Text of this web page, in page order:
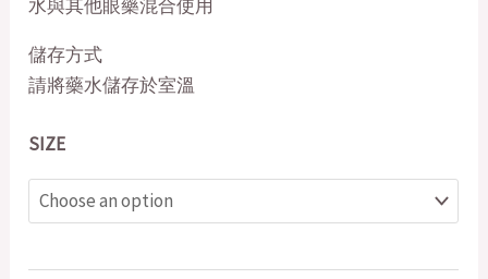
水與其他眼藥混合使用
儲存方式
請將藥水儲存於室溫
SIZE